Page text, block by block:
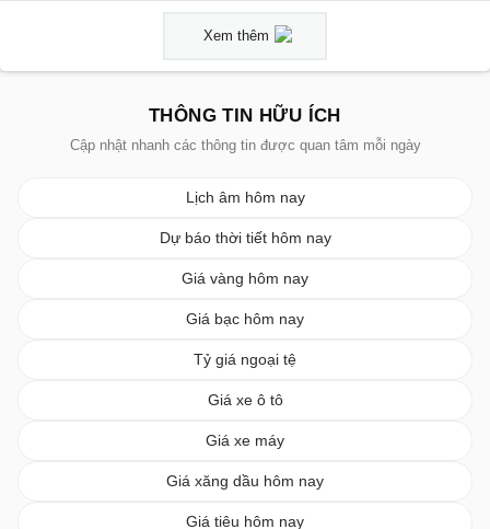
Xem thêm
THÔNG TIN HỮU ÍCH
Cập nhật nhanh các thông tin được quan tâm mỗi ngày
Lịch âm hôm nay
Dự báo thời tiết hôm nay
Giá vàng hôm nay
Giá bạc hôm nay
Tỷ giá ngoại tệ
Giá xe ô tô
Giá xe máy
Giá xăng dầu hôm nay
Giá tiêu hôm nay